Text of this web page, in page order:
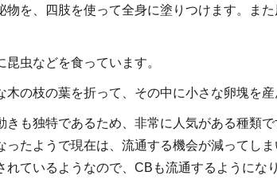
物を、四肢を使って全身に塗りつけます。ま
虫などを食っています。
の枝の葉を折って、その中に小さな卵塊を産
きも独特であるため、非常に人気がある種類
ったようで現在は、流通する機会が減ってし
ているようなので、CBも流通するようにな